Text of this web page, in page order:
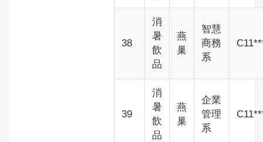
38
消
暑
飲
品
燕
巢
智慧
商務
系
39
消
暑
飲
品
燕
巢
企業
管理
系